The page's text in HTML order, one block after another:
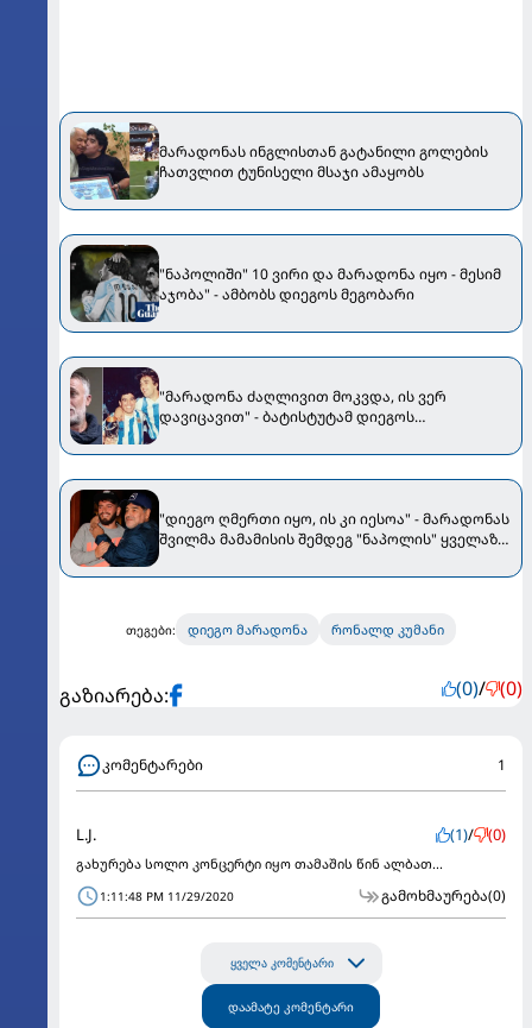
მარადონას ინგლისთან გატანილი გოლების
ჩათვლით ტუნისელი მსაჯი ამაყობს
"ნაპოლიში" 10 ვირი და მარადონა იყო - მესიმ
აჯობა" - ამბობს დიეგოს მეგობარი
"მარადონა ძაღლივით მოკვდა, ის ვერ
დავიცავით" - ბატისტუტამ დიეგოს
"დიეგო ღმერთი იყო, ის კი იესოა" - მარადონას
შვილმა მამამისის შემდეგ "ნაპოლის" ყველაზე
თეგები: დიეგო მარადონა რონალდ კუმანი
გაზიარება: (0)/ (0)
კომენტარები 1
L.J. (1)/ (0)
გახურება სოლო კონცერტი იყო თამაშის წინ ალბათ...
1:11:48 PM 11/29/2020 გამოხმაურება(0)
ყველა კომენტარი
დაამატე კომენტარი